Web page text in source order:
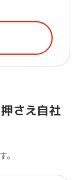
さえ自社
。